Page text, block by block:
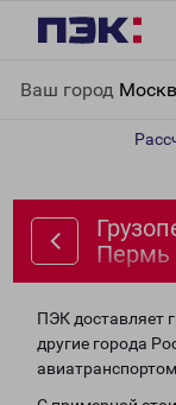
Ваш город
Пермь
ПЭК доставляет
другие города
авиатранспортом.